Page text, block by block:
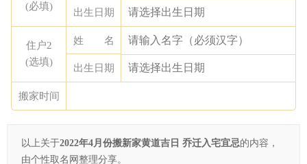
(必填)
出生日期
住户2
(选填)
姓 名
出生日期
搬家时间
以上关于2022年4月份搬新家黄道吉日 乔迁入宅宜忌的内容，
由个性取名网整理分享。